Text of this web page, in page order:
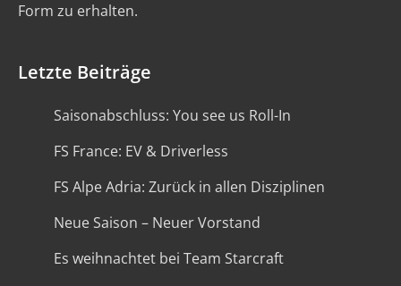
Form zu erhalten.
Letzte Beiträge
Saisonabschluss: You see us Roll-In
FS France: EV & Driverless
FS Alpe Adria: Zurück in allen Disziplinen
Neue Saison – Neuer Vorstand
Es weihnachtet bei Team Starcraft